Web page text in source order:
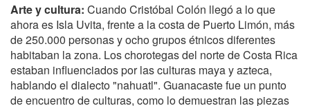
Arte y cultura: Cuando Cristóbal Colón llegó a lo que
ahora es Isla Uvita, frente a la costa de Puerto Limón, más
de 250.000 personas y ocho grupos étnicos diferentes
habitaban la zona. Los chorotegas del norte de Costa Rica
estaban influenciados por las culturas maya y azteca,
hablando el dialecto "nahuatl". Guanacaste fue un punto
de encuentro de culturas, como lo demuestran las piezas